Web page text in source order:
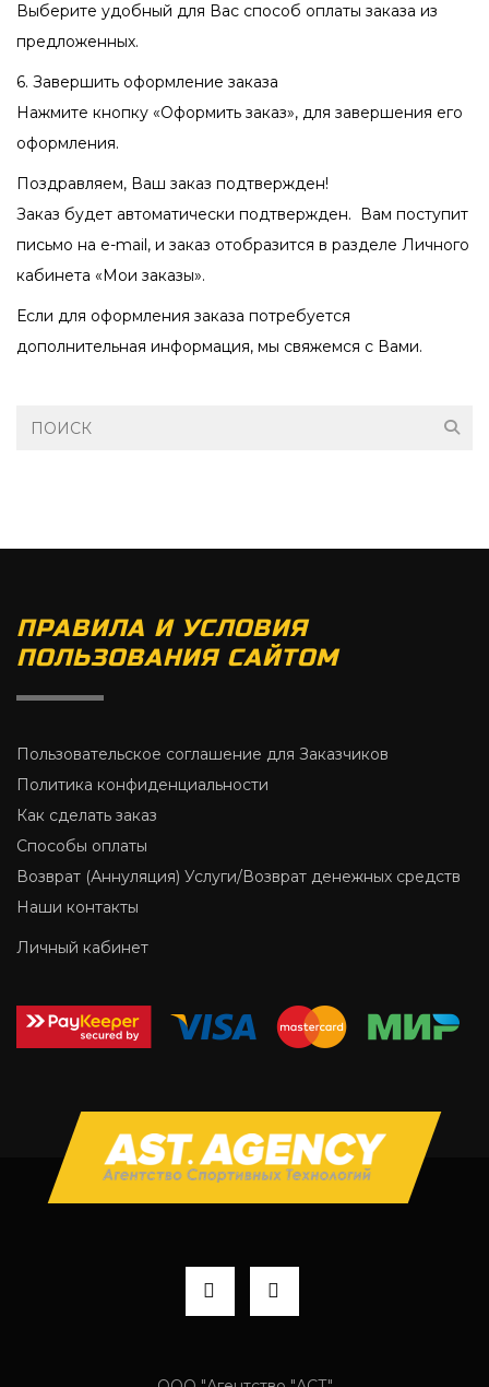
Выберите удобный для Вас способ оплаты заказа из
предложенных.
6. Завершить оформление заказа
Нажмите кнопку «Оформить заказ», для завершения его
оформления.
Поздравляем, Ваш заказ подтвержден!
Заказ будет автоматически подтвержден. Вам поступит
письмо на e-mail, и заказ отобразится в разделе Личного
кабинета «Мои заказы».
Если для оформления заказа потребуется
дополнительная информация, мы свяжемся с Вами.
ПРАВИЛА И УСЛОВИЯ
ПОЛЬЗОВАНИЯ САЙТОМ
Пользовательское соглашение для Заказчиков
Политика конфиденциальности
Как сделать заказ
Способы оплаты
Возврат (Аннуляция) Услуги/Возврат денежных средств
Наши контакты
Личный кабинет